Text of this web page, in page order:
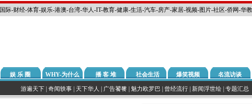
国际-财经-体育-娱乐-港澳-台湾-华人-IT-教育-健康-生活-汽车-房产-家居-视频-图片-社区-侨网-华
娱 乐 圈 WHY-为什么 播 客 堆 社会生活 爆笑视频 名流访谈
游遍天下| 奇闻轶事| 天下华人 广告饕餮| 魅力欧罗巴 曾经流行| 新闻浮世绘| 专题汇总